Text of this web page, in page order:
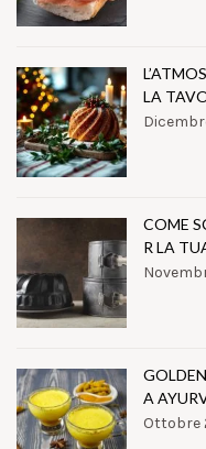
LA
COME
R LA
A
Ottobre